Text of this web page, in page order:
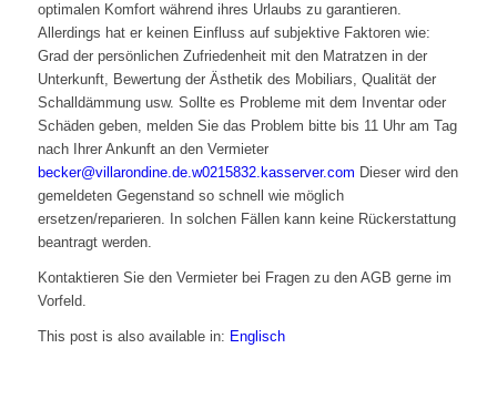
optimalen Komfort während ihres Urlaubs zu garantieren.
Allerdings hat er keinen Einfluss auf subjektive Faktoren wie:
Grad der persönlichen Zufriedenheit mit den Matratzen in der
Unterkunft, Bewertung der Ästhetik des Mobiliars, Qualität der
Schalldämmung usw. Sollte es Probleme mit dem Inventar oder
Schäden geben, melden Sie das Problem bitte bis 11 Uhr am Tag
nach Ihrer Ankunft an den Vermieter
becker@villarondine.de.w0215832.kasserver.com Dieser wird den
gemeldeten Gegenstand so schnell wie möglich
ersetzen/reparieren. In solchen Fällen kann keine Rückerstattung
beantragt werden.
Kontaktieren Sie den Vermieter bei Fragen zu den AGB gerne im
Vorfeld.
This post is also available in: Englisch